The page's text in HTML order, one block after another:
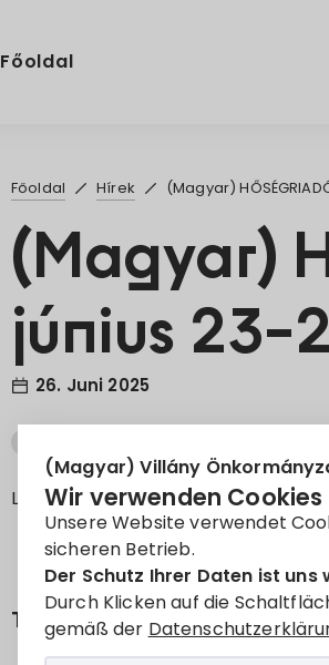
(Magyar) Villány
Wir verwenden
Unsere Website verwendet
sicheren Betrieb.
Der Schutz Ihrer Daten ist uns
Durch Klicken auf die
gemäß der
Főoldal
Főoldal Hírek (Magyar)
(Magyar)
június 23-
26. Juni 2025
Leider ist der Eintrag nur auf
Teilen